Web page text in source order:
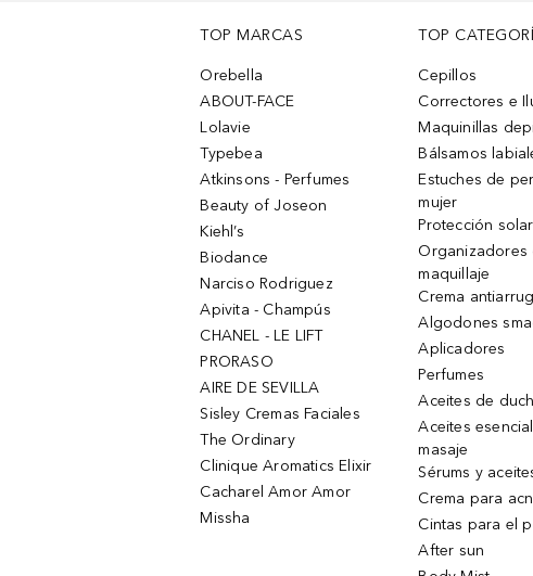
TOP MARCAS
Orebella
ABOUT-FACE
Lolavie
Typebea
Atkinsons - Perfumes
Beauty of Joseon
Kiehl’s
Biodance
Narciso Rodriguez
Apivita - Champús
CHANEL - LE LIFT
PRORASO
AIRE DE SEVILLA
Sisley Cremas Faciales
The Ordinary
Clinique Aromatics Elixir
Cacharel Amor Amor
Missha
TOP
Cepillos
Correctores e
Maquinillas
Bálsamos
Estuches de
mujer
Protección solar
Organizadores
maquillaje
Crema
Algodones
Aplicadores
Perfumes
Aceites de
Aceites
masaje
Sérums y
Crema para
Cintas para el
After sun